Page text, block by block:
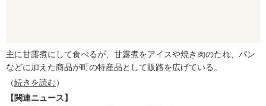
主に甘露煮にして食べるが、甘露煮をアイスや焼き肉のたれ、パン
などに加えた商品が町の特産品として販路を広げている。
（続きを読む）
【関連ニュース】